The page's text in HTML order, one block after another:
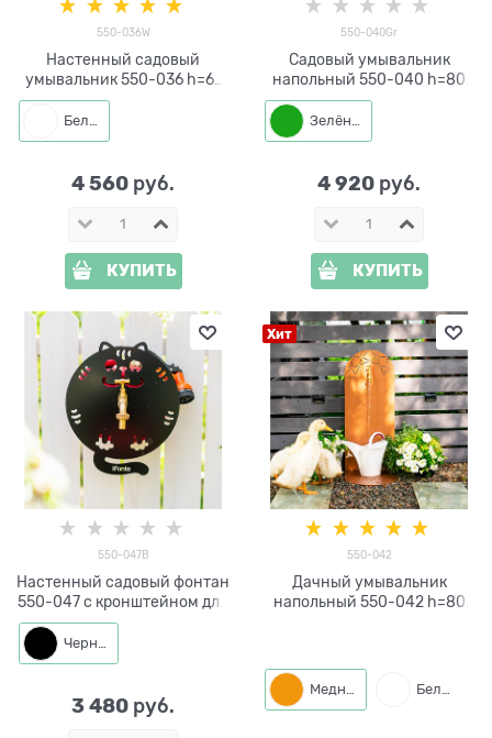
550-036W
Настенный садовый
умывальник 550-036 h=61
см без ёмкости
Белый
4 560 руб.
КУПИТЬ
550-040Gr
Садовый умывальник
напольный 550-040 h=80
см
Зелёный
4 920 руб.
КУПИТЬ
550-047B
Настенный садовый фонтан
550-047 с кронштейном для
шланга
Черный
3 480 руб.
Хит
550-042
Дачный умывальник
напольный 550-042 h=80
Медный Белый